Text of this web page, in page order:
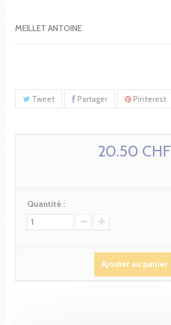
MEILLET ANTOINE
Tweet Partager Pinterest
20.50 CHF
Quantité :
Ajouter au panier